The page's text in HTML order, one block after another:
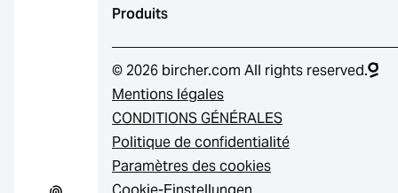
Produits
© 2026 bircher.com All rights reserved.
Mentions légales
CONDITIONS GÉNÉRALES
Politique de confidentialité
Paramètres des cookies